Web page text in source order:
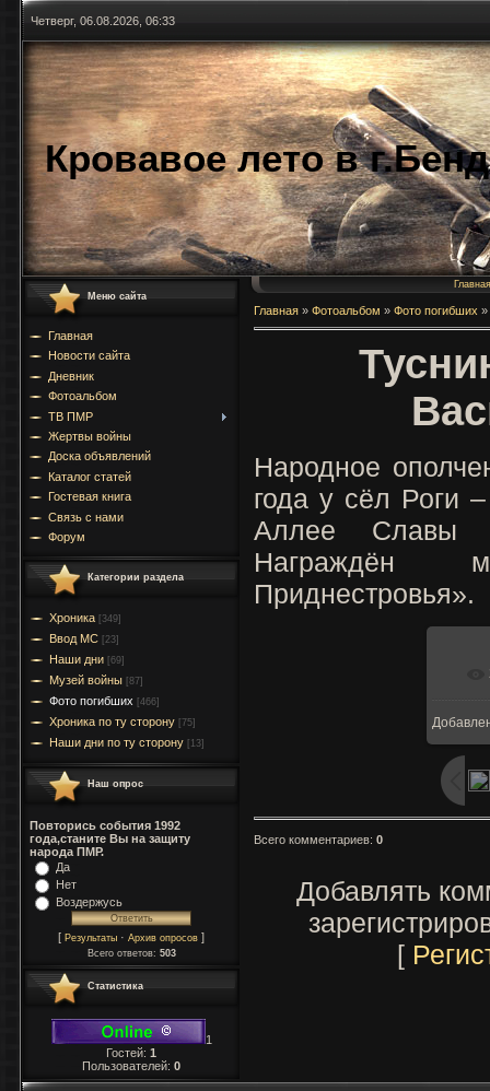
Четверг, 06.08.2026, 06:33
Кровавое лето в
Меню сайта
Главная
Новости сайта
Дневник
Фотоальбом
ТВ ПМР
Жертвы войны
Доска объявлений
Каталог статей
Гостевая книга
Связь с нами
Форум
Категории раздела
Хроника [349]
Ввод МC [23]
Наши дни [69]
Музей войны [87]
Фото погибших [466]
Хроника по ту сторону [75]
Наши дни по ту сторону [13]
Наш опрос
Повторись события 1992
года,станите Вы на защиту
народа ПМР.
Да
Нет
Воздержусь
[ Результаты · Архив опросов ]
Всего ответов: 503
Статистика
1
Гостей: 1
Пользователей: 0
Главная
Главная » Фотоальбом » Фото погибших »
Народное
года у сёл Роги
Аллее Славы
Награждён
Приднестровья».
Всего комментариев: 0
Добавлять
[